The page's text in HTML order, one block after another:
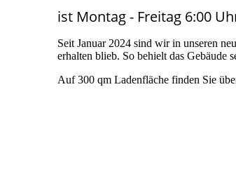
ist Montag - Freitag 6:00
Seit Januar 2024 sind wir in unseren
erhalten blieb. So behielt das Gebäude
Auf 300 qm Ladenfläche finden Sie